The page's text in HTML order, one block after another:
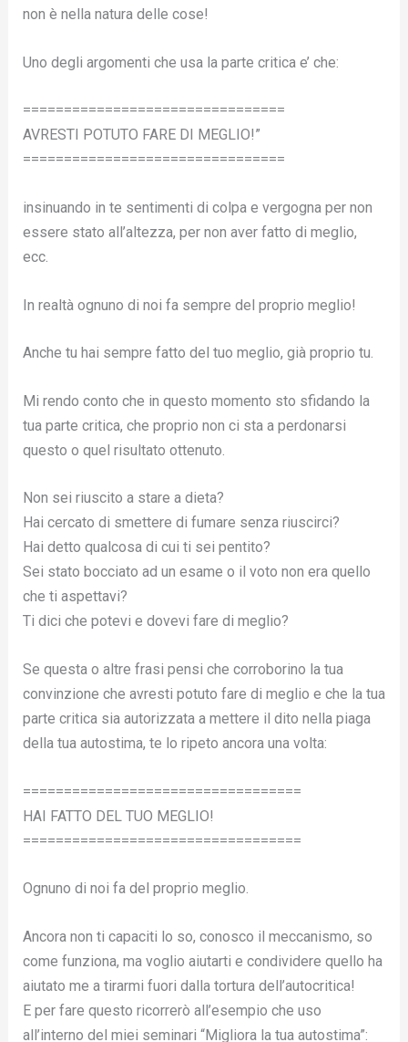
non è nella natura delle cose!
Uno degli argomenti che usa la parte critica e’ che:
================================
AVRESTI POTUTO FARE DI MEGLIO!”
================================
insinuando in te sentimenti di colpa e vergogna per non
essere stato all’altezza, per non aver fatto di meglio,
ecc.
In realtà ognuno di noi fa sempre del proprio meglio!
Anche tu hai sempre fatto del tuo meglio, già proprio tu.
Mi rendo conto che in questo momento sto sfidando la
tua parte critica, che proprio non ci sta a perdonarsi
questo o quel risultato ottenuto.
Non sei riuscito a stare a dieta?
Hai cercato di smettere di fumare senza riuscirci?
Hai detto qualcosa di cui ti sei pentito?
Sei stato bocciato ad un esame o il voto non era quello
che ti aspettavi?
Ti dici che potevi e dovevi fare di meglio?
Se questa o altre frasi pensi che corroborino la tua
convinzione che avresti potuto fare di meglio e che la tua
parte critica sia autorizzata a mettere il dito nella piaga
della tua autostima, te lo ripeto ancora una volta:
==================================
HAI FATTO DEL TUO MEGLIO!
==================================
Ognuno di noi fa del proprio meglio.
Ancora non ti capaciti lo so, conosco il meccanismo, so
come funziona, ma voglio aiutarti e condividere quello ha
aiutato me a tirarmi fuori dalla tortura dell’autocritica!
E per fare questo ricorrerò all’esempio che uso
all’interno del miei seminari “Migliora la tua autostima”: